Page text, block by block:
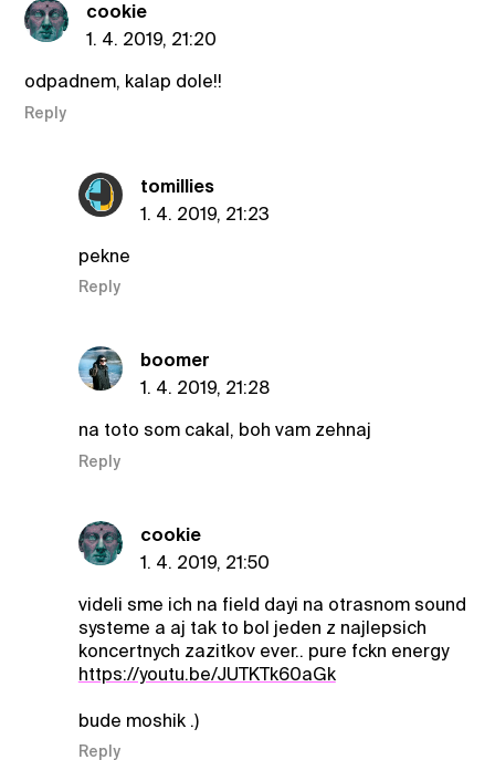
cookie
1. 4. 2019, 21:20
odpadnem, kalap dole!!
Reply
tomillies
1. 4. 2019, 21:23
pekne
Reply
boomer
1. 4. 2019, 21:28
na toto som cakal, boh vam zehnaj
Reply
cookie
1. 4. 2019, 21:50
videli sme ich na field dayi na otrasnom sound
systeme a aj tak to bol jeden z najlepsich
koncertnych zazitkov ever.. pure fckn energy
https://youtu.be/JUTKTk60aGk
bude moshik .)
Reply